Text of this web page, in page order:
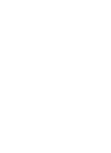
et d'autres